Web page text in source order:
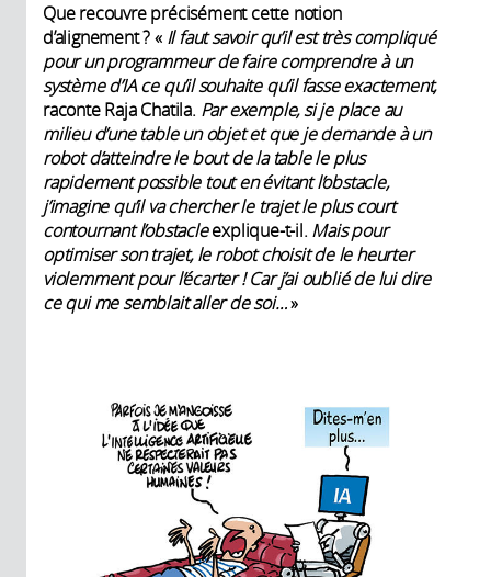
Que recouvre précisément cette notion
d’alignement ? « Il faut savoir qu’il est très compliqué
pour un programmeur de faire comprendre à un
système d’IA ce qu’il souhaite qu’il fasse exactement,
raconte Raja Chatila. Par exemple, si je place au
milieu d’une table un objet et que je demande à un
robot d’atteindre le bout de la table le plus
rapidement possible tout en évitant l’obstacle,
j’imagine qu’il va chercher le trajet le plus court
contournant l’obstacleexplique-t-il. Mais pour
optimiser son trajet, le robot choisit de le heurter
violemment pour l’écarter ! Car j’ai oublié de lui dire
ce qui me semblait aller de soi…»